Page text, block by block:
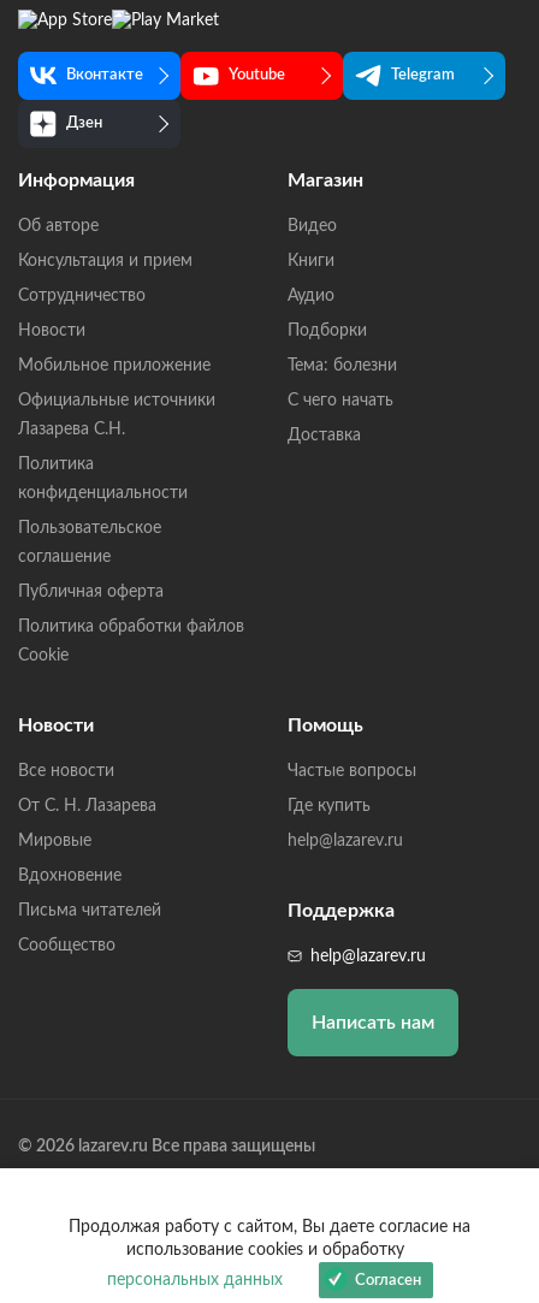
Вконтакте Youtube Telegram
Дзен
Информация
Об авторе
Консультация и прием
Сотрудничество
Новости
Мобильное приложение
Официальные источники
Лазарева С.Н.
Политика
конфиденциальности
Пользовательское
соглашение
Публичная оферта
Политика обработки файлов
Cookie
Магазин
Видео
Книги
Аудио
Подборки
Тема: болезни
С чего начать
Доставка
Новости
Все новости
От С. Н. Лазарева
Мировые
Вдохновение
Письма читателей
Сообщество
Помощь
Частые вопросы
Где купить
help@lazarev.ru
Поддержка
help@lazarev.ru
Написать нам
© 2026 lazarev.ru Все права защищены
Банк: ОАО "АЛЬФА-БАНК" БИК: 044525593, К/С:
30101810200000000593
Продолжая работу с сайтом, Вы даете согласие на
использование cookies и обработку
персональных данных
Согласен